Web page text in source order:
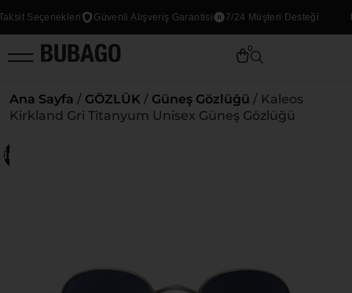
Seçenekleri Güvenli Alışveriş Garantisi 7/24 Müşteri Desteği
0
Ana Sayfa / GÖZLÜK / Güneş Gözlüğü / Kaleos
Kirkland Gri Titanyum Unisex Güneş Gözlüğü
İndirim!